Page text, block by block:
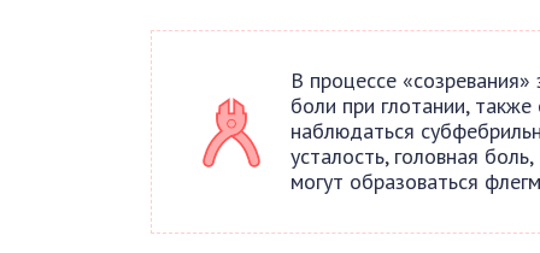
В процессе
боли при глотании,
наблюдаться
усталость, головная
могут образоваться